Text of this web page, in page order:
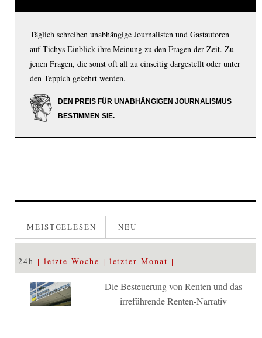
Täglich schreiben unabhängige Journalisten und Gastautoren
auf Tichys Einblick ihre Meinung zu den Fragen der Zeit. Zu
jenen Fragen, die sonst oft all zu einseitig dargestellt oder unter
den Teppich gekehrt werden.
DEN PREIS FÜR UNABHÄNGIGEN JOURNALISMUS
BESTIMMEN SIE.
MEISTGELESEN NEU
24h letzte Woche letzter Monat
Die Besteuerung von Renten und das
irreführende Renten-Narrativ